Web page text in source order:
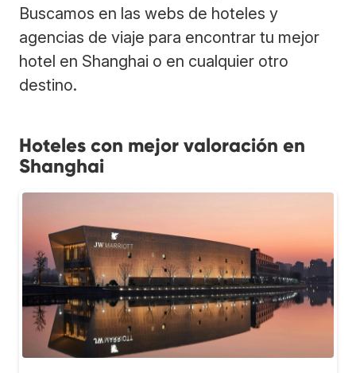
Buscamos en las webs de hoteles y
agencias de viaje para encontrar tu mejor
hotel en Shanghai o en cualquier otro
destino.
Hoteles con mejor valoración en
Shanghai